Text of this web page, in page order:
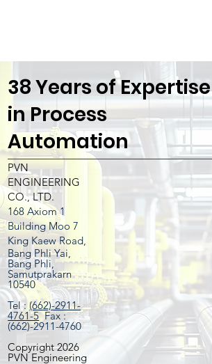
38 Years of Expertise
in Process
Automation
PVN
ENGINEERING
CO., LTD.
168 Axiom 1
Building Moo 7
King Kaew Road,
Bang Phli Yai,
Bang Phli,
Samutprakarn
10540
Tel :(662)-2911-
4761-5Fax :
(662)-2911-4760
Copyright 2026
PVN Engineering